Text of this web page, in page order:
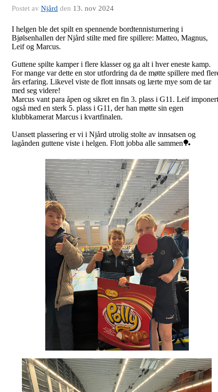
Postet av Njård den 13. nov 2024
I helgen ble det spilt en spennende bordtennisturnering i
Bjølsenhallen der Njård stilte med fire spillere: Matteo, Magnus,
Leif og Marcus.
Guttene spilte kamper i flere klasser og ga alt i hver eneste kamp.
For mange var dette en stor utfordring da de møtte spillere med
års erfaring. Likevel viste de flott innsats og lærte mye som de tar
med seg videre!
Marcus vant para åpen og sikret en fin 3. plass i G11. Leif
også med en sterk 5. plass i G11, der han møtte sin egen
klubbkamerat Marcus i kvartfinalen.
Uansett plassering er vi i Njård utrolig stolte av innsatsen og
lagånden guttene viste i helgen. Flott jobba alle sammen🏓